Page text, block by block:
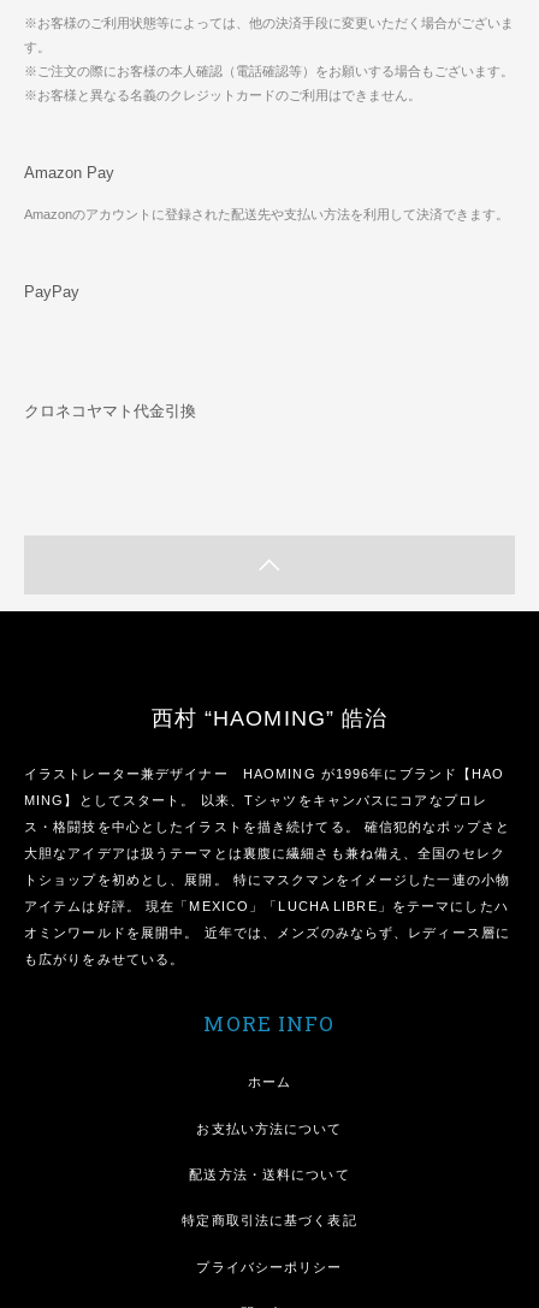
※お客様のご利用状態等によっては、他の決済手段に変更いただく場合がございま
す。
※ご注文の際にお客様の本人確認（電話確認等）をお願いする場合もございます。
※お客様と異なる名義のクレジットカードのご利用はできません。
Amazon Pay
Amazonのアカウントに登録された配送先や支払い方法を利用して決済できます。
PayPay
クロネコヤマト代金引換
西村 “HAOMING” 皓治
イラストレーター兼デザイナー HAOMING が1996年にブランド【HAO
MING】としてスタート。 以来、Tシャツをキャンパスにコアなプロレ
ス・格闘技を中心としたイラストを描き続けてる。 確信犯的なポップさと
大胆なアイデアは扱うテーマとは裏腹に繊細さも兼ね備え、全国のセレク
トショップを初めとし、展開。 特にマスクマンをイメージした一連の小物
アイテムは好評。 現在「MEXICO」「LUCHA LIBRE」をテーマにしたハ
オミンワールドを展開中。 近年では、メンズのみならず、レディース層に
も広がりをみせている。
MORE INFO
ホーム
お支払い方法について
配送方法・送料について
特定商取引法に基づく表記
プライバシーポリシー